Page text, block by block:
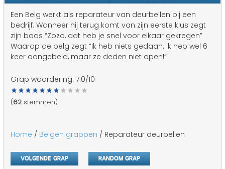
Een Belg werkt als reparateur van deurbellen bij een
bedrijf. Wanneer hij terug komt van zijn eerste klus zegt
zijn baas “Zozo, dat heb je snel voor elkaar gekregen”
Waarop de belg zegt “Ik heb niets gedaan. Ik heb wel 6
keer aangebeld, maar ze deden niet open!”
Grap waardering: 7.0/10
(62 stemmen)
Home / Belgen grappen / Reparateur deurbellen
Volgende grap Random grap